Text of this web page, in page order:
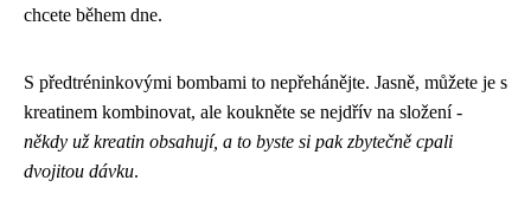
chcete během dne.
S předtréninkovými bombami to nepřehánějte. Jasně, můžete je s
kreatinem kombinovat, ale koukněte se nejdřív na složení -
někdy už kreatin obsahují, a to byste si pak zbytečně cpali
dvojitou dávku.